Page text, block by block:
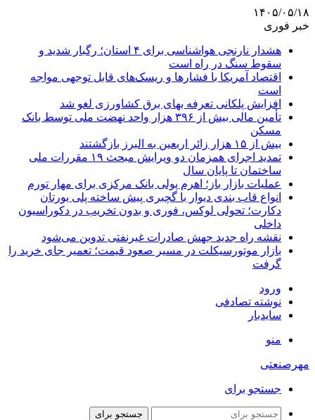
۱۴۰۵/۰۵/۱۸
خبر فوری
هشدار نارنجی هواشناسی برای ۴ استان؛ رگبار شدید و
سقوط سنگ در راه است
اقتصاد آمریکا با فشارها و ریسک‌های قابل توجهی مواجه
است
افزایش پلکانی تعرفه بهای برق کشاورزی لغو شد
تأمین مالی بیش از ۳۹۶ هزار واحد نهضت ملی توسط بانک
مسکن
بیش از ۱۵ هزار زائر اربعین به البرز بازگشتند
تمدید اجرای همزمان دو ویرایش مبحث ۱۹ مقررات ملی
ساختمان تا پایان سال
عملیات بازار باز؛ اهرم پولی بانک مرکزی برای مهار تورم
انواع قاب بندی دیوار با گچبری پیش ساخته پلی یورتان
دکارت؛ تحولی لوکس، فوری و بدون تخریب در دکوراسیون
داخلی
نقشه راه جدید جهش صادرات غیرنفتی تدوین می‌شود
بازار موتورسیکلت در مسیر صعود قیمت؛ تعمیر جای خرید را
گرفت
ورود
نوشته تصادفی
سایدبار
منو
مهرصنعتی
جستجو برای
جستجو برای